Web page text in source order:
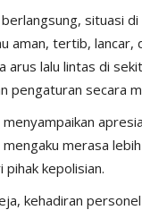
situasi
aman, tertib, lancar,
arus lalu lintas di
pengaturan secara
merasa
kepolisian.
kehadiran